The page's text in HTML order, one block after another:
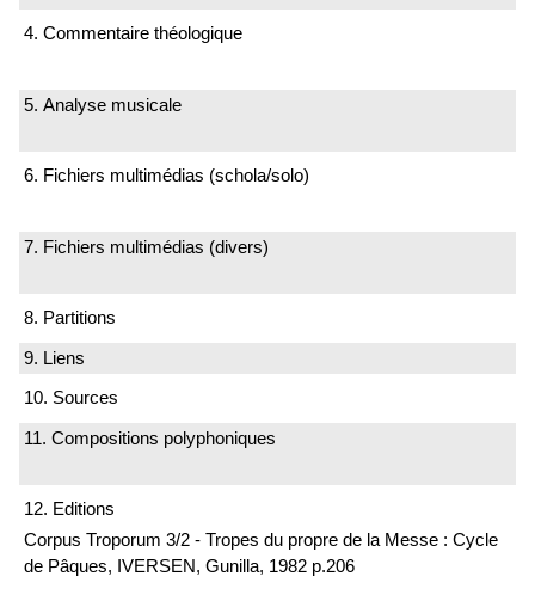
4. Commentaire théologique
5. Analyse musicale
6. Fichiers multimédias (schola/solo)
7. Fichiers multimédias (divers)
8. Partitions
9. Liens
10. Sources
11. Compositions polyphoniques
12. Editions
Corpus Troporum 3/2 - Tropes du propre de la Messe : Cycle
de Pâques, IVERSEN, Gunilla, 1982 p.206